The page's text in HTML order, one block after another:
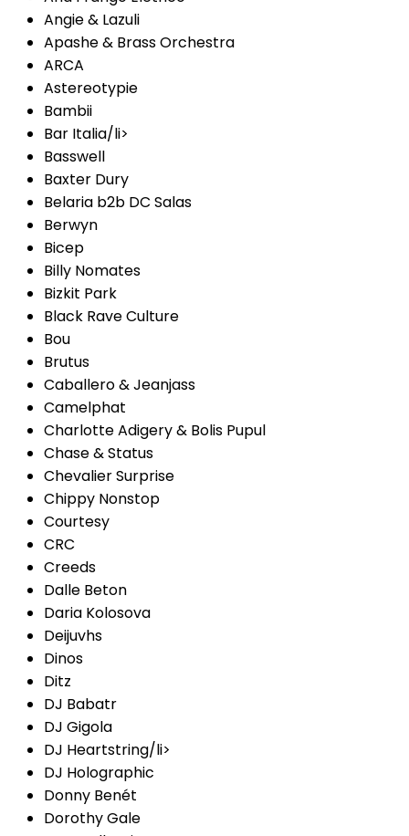
Angie & Lazuli
Apashe & Brass Orchestra
ARCA
Astereotypie
Bambii
Bar Italia/li>
Basswell
Baxter Dury
Belaria b2b DC Salas
Berwyn
Bicep
Billy Nomates
Bizkit Park
Black Rave Culture
Bou
Brutus
Caballero & Jeanjass
Camelphat
Charlotte Adigery & Bolis Pupul
Chase & Status
Chevalier Surprise
Chippy Nonstop
Courtesy
CRC
Creeds
Dalle Beton
Daria Kolosova
Deijuvhs
Dinos
Ditz
DJ Babatr
DJ Gigola
DJ Heartstring/li>
DJ Holographic
Donny Benét
Dorothy Gale